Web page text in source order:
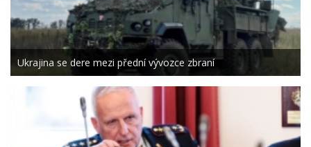
Ukrajina se dere mezi přední vývozce zbraní